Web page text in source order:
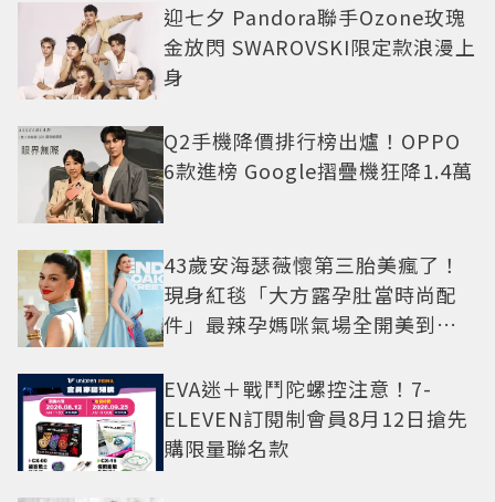
迎七夕 Pandora聯手Ozone玫瑰
金放閃 SWAROVSKI限定款浪漫上
身
Q2手機降價排行榜出爐！OPPO
6款進榜 Google摺疊機狂降1.4萬
43歲安海瑟薇懷第三胎美瘋了！
現身紅毯「大方露孕肚當時尚配
件」最辣孕媽咪氣場全開美到發
EVA迷＋戰鬥陀螺控注意！7-
ELEVEN訂閱制會員8月12日搶先
購限量聯名款